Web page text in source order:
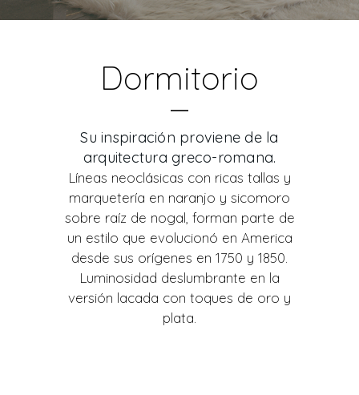
Dormitorio
Su inspiración proviene de la
arquitectura greco-romana.
Líneas neoclásicas con ricas tallas y
marquetería en naranjo y sicomoro
sobre raíz de nogal, forman parte de
un estilo que evolucionó en America
desde sus orígenes en 1750 y 1850.
Luminosidad deslumbrante en la
versión lacada con toques de oro y
plata.